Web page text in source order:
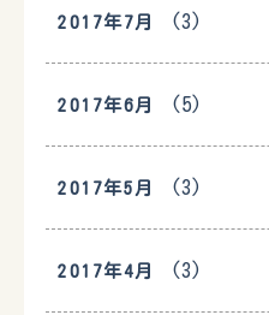
2017年7月 (3)
2017年6月 (5)
2017年5月 (3)
2017年4月 (3)